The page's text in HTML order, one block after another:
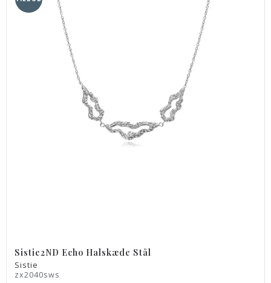
Sistie2ND Echo Halskæde Stål
Sistie
zx2040sws